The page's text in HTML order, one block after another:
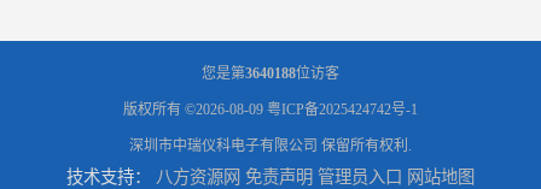
您是第3640188位访客
版权所有 ©2026-08-09 粤ICP备2025424742号-1
深圳市中瑞仪科电子有限公司 保留所有权利.
技术支持： 八方资源网 免责声明 管理员入口 网站地图